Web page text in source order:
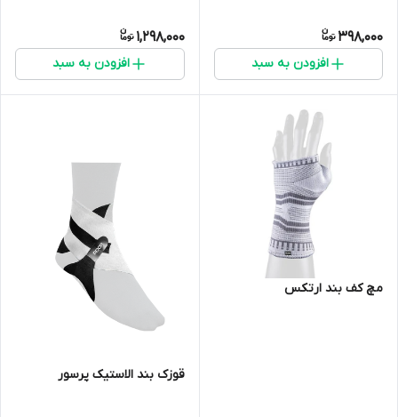
398,000
افزودن به سبد
1,298,000
افزودن به سبد
مچ کف بند ارتکس
قوزک بند الاستیک پرسور